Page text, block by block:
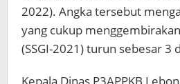
2022). Angka tersebut
yang cukup
(SSGI-2021) turun sebesar 3